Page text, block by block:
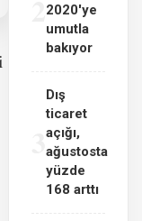
2020'ye
umutla
bakıyor
3
Dış
ticaret
açığı,
ağustosta
yüzde
168 arttı